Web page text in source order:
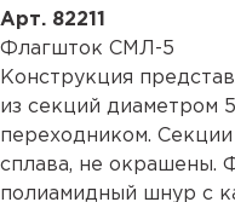
Арт. 82211
Флагшток СМЛ-5
Конструкция
из секций диаметром
переходником.
сплава, не окрашены.
полиамидный шнур с